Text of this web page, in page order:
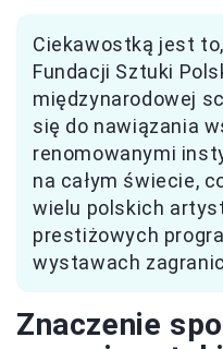
Ciekawostką jest
Fundacji Sztuki
międzynarodowej
się do nawiązania
renomowanymi
na całym świecie,
wielu polskich
prestiżowych
wystawach
Znaczenie